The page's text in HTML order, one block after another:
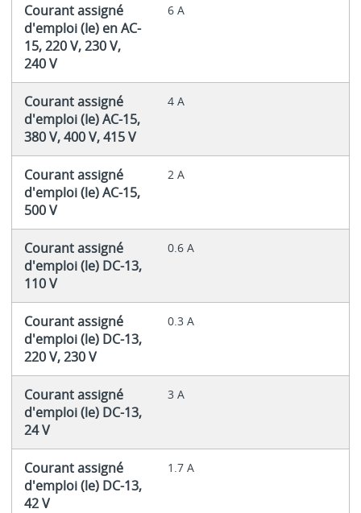
Courant assigné
d'emploi (Ie) en AC-
15, 220 V, 230 V,
240 V
6 A
Courant assigné
d'emploi (Ie) AC-15,
380 V, 400 V, 415 V
4 A
Courant assigné
d'emploi (le) AC-15,
500 V
2 A
Courant assigné
d'emploi (le) DC-13,
110 V
0.6 A
Courant assigné
d'emploi (le) DC-13,
220 V, 230 V
0.3 A
Courant assigné
d'emploi (le) DC-13,
24 V
3 A
Courant assigné
d'emploi (le) DC-13,
42 V
1.7 A